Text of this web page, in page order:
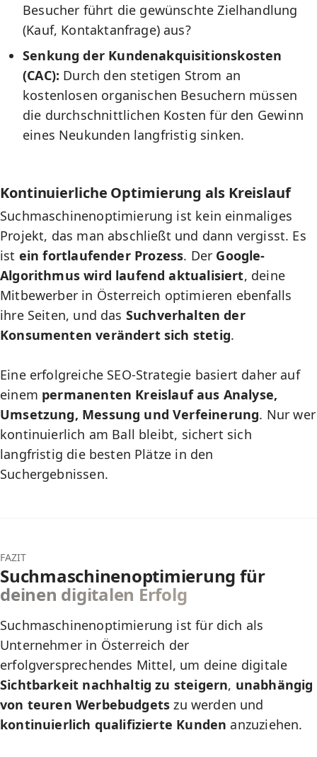
Besucher führt die gewünschte Zielhandlung
(Kauf, Kontaktanfrage) aus?
Senkung der Kundenakquisitionskosten
(CAC): Durch den stetigen Strom an
kostenlosen organischen Besuchern müssen
die durchschnittlichen Kosten für den Gewinn
eines Neukunden langfristig sinken.
Kontinuierliche Optimierung als Kreislauf
Suchmaschinenoptimierung ist kein einmaliges
Projekt, das man abschließt und dann vergisst. Es
ist ein fortlaufender Prozess. Der Google-
Algorithmus wird laufend aktualisiert, deine
Mitbewerber in Österreich optimieren ebenfalls
ihre Seiten, und das Suchverhalten der
Konsumenten verändert sich stetig.
Eine erfolgreiche SEO-Strategie basiert daher auf
einem permanenten Kreislauf aus Analyse,
Umsetzung, Messung und Verfeinerung. Nur wer
kontinuierlich am Ball bleibt, sichert sich
langfristig die besten Plätze in den
Suchergebnissen.
FAZIT
Suchmaschinenoptimierung für
deinen digitalen Erfolg
Suchmaschinenoptimierung ist für dich als
Unternehmer in Österreich der
erfolgversprechendes Mittel, um deine digitale
Sichtbarkeit nachhaltig zu steigern, unabhängig
von teuren Werbebudgets zu werden und
kontinuierlich qualifizierte Kunden anzuziehen.